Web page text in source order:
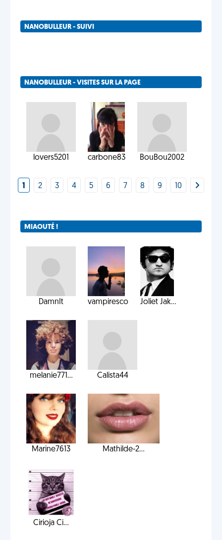
NANOBULLEUR - SUIVI
NANOBULLEUR - VISITES SUR LA PAGE
lovers5201 carbone83 BouBou2002
1 2 3 4 5 6 7 8 9 10
MIAOUTÉ !
DamnIt vampiresco Joliet Jak...
melanie771... Calista44
Marine7613 Mathilde-2...
Cirioja Ci...